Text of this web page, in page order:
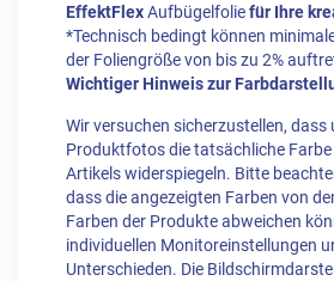
EffektFlexAufbügelfoliefür Ihre
*Technisch bedingt können
der Foliengröße von bis zu 2%
Wichtiger Hinweis zur
Wir versuchen sicherzustellen, dass
Produktfotos die tatsächliche
Artikels widerspiegeln. Bitte
dass die angezeigten Farben von
Farben der Produkte abweichen
individuellen Monitoreinstellungen
Unterschieden. Die